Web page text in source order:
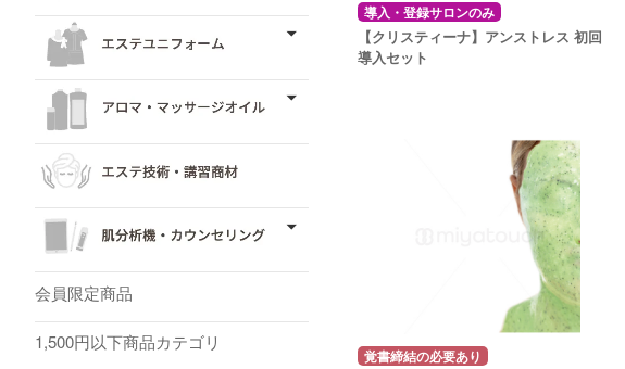
導入・登録サロンのみ
【クリスティーナ】アンストレス 初回
導入セット
覚書締結の必要あり
会員限定商品
1,500円以下商品カテゴリ